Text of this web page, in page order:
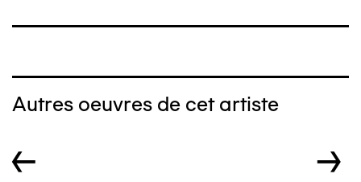
Autres oeuvres de cet artiste
← →